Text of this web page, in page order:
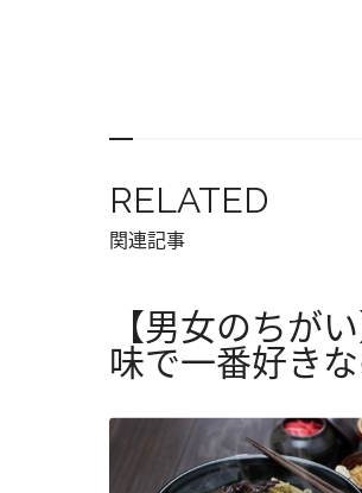
RELATED
関連記事
【男女のちが
味で一番好き